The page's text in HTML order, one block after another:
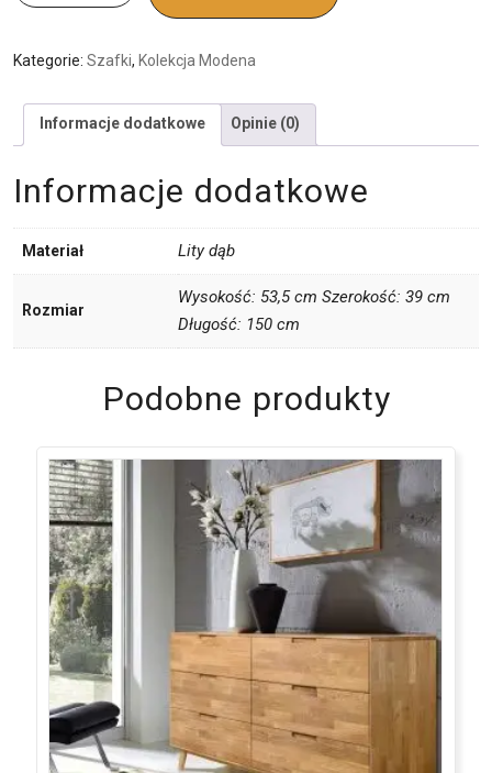
Kategorie: Szafki, Kolekcja Modena
Informacje dodatkowe Opinie (0)
Informacje dodatkowe
Materiał Lity dąb
Rozmiar
Wysokość: 53,5 cm Szerokość: 39 cm
Długość: 150 cm
Podobne produkty